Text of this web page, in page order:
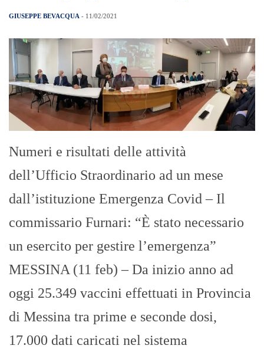
GIUSEPPE BEVACQUA - 11/02/2021
Numeri e risultati delle attività
dell’Ufficio Straordinario ad un mese
dall’istituzione Emergenza Covid – Il
commissario Furnari: “È stato necessario
un esercito per gestire l’emergenza”
MESSINA (11 feb) – Da inizio anno ad
oggi 25.349 vaccini effettuati in Provincia
di Messina tra prime e seconde dosi,
17.000 dati caricati nel sistema